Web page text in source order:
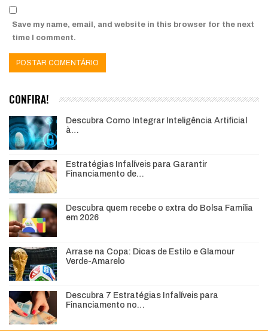
Save my name, email, and website in this browser for the next
time I comment.
CONFIRA!
Descubra Como Integrar Inteligência Artificial
à…
Estratégias Infalíveis para Garantir
Financiamento de…
Descubra quem recebe o extra do Bolsa Família
em 2026
Arrase na Copa: Dicas de Estilo e Glamour
Verde-Amarelo
Descubra 7 Estratégias Infalíveis para
Financiamento no…